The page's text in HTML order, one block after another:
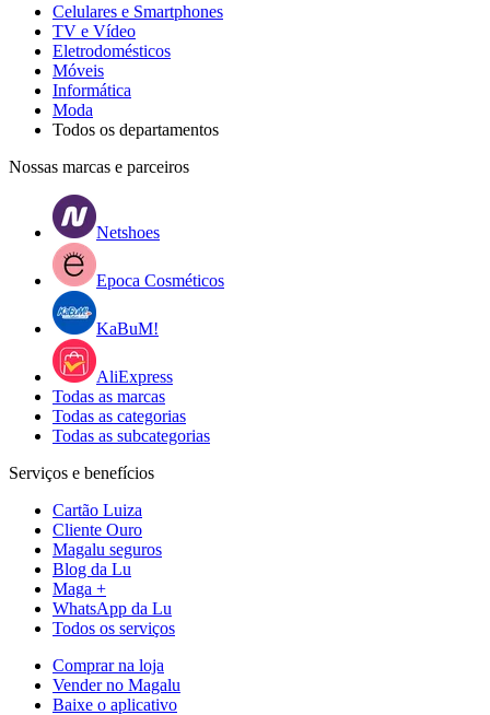
Celulares e Smartphones
TV e Vídeo
Eletrodomésticos
Móveis
Informática
Moda
Todos os departamentos
Nossas marcas e parceiros
Netshoes
Epoca Cosméticos
KaBuM!
AliExpress
Todas as marcas
Todas as categorias
Todas as subcategorias
Serviços e benefícios
Cartão Luiza
Cliente Ouro
Magalu seguros
Blog da Lu
Maga +
WhatsApp da Lu
Todos os serviços
Comprar na loja
Vender no Magalu
Baixe o aplicativo